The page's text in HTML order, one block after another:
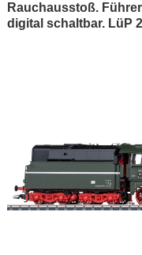
Rauchausstoß.
digital schaltbar. LüP